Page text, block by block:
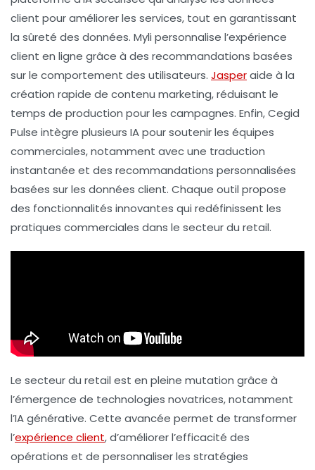
client pour améliorer les services, tout en garantissant
la sûreté des données. Myli personnalise l’expérience
client en ligne grâce à des recommandations basées
sur le comportement des utilisateurs. Jasperaide à la
création rapide de contenu marketing, réduisant le
temps de production pour les campagnes. Enfin,Cegid
Pulse intègre plusieurs IA pour soutenir les équipes
commerciales, notamment avec une traduction
instantanée et des recommandations personnalisées
basées sur les données client. Chaque outil propose
des fonctionnalités innovantes qui redéfinissent les
pratiques commerciales dans le secteur du retail.
Le secteur du retail est en pleine mutation grâce à
l’émergence de technologies novatrices, notamment
l’IA générative. Cette avancée permet de transformer
l’expérience client, d’améliorer l’efficacité des
opérations et de personnaliser les stratégies